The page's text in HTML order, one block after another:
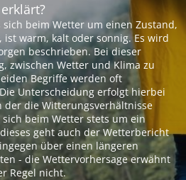
beim Wetter um einen Zustand,
warm, kalt oder sonnig. Es wird
beschrieben. Bei dieser
zwischen Wetter und Klima zu
Begriffe werden oft
Unterscheidung erfolgt hierbei
die Witterungsverhältnisse
beim Wetter stets um ein
geht auch der Wetterbericht
über einen längeren
- die Wettervorhersage erwähnt
Regel nicht.